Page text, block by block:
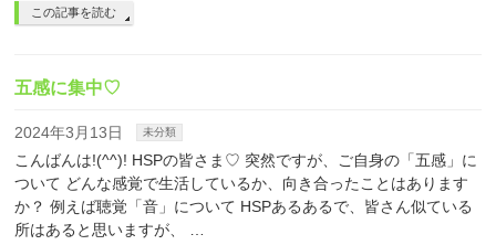
この記事を読む
五感に集中♡
2024年3月13日 未分類
こんばんは!(^^)! HSPの皆さま♡ 突然ですが、ご自身の「五感」に
ついて どんな感覚で生活しているか、向き合ったことはあります
か？ 例えば聴覚「音」について HSPあるあるで、皆さん似ている
所はあると思いますが、 …